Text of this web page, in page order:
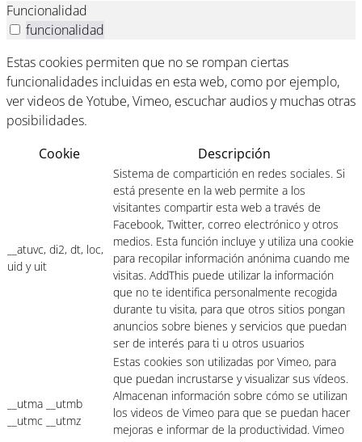
Funcionalidad
funcionalidad
Estas cookies permiten que no se rompan ciertas
funcionalidades incluidas en esta web, como por ejemplo,
ver videos de Yotube, Vimeo, escuchar audios y muchas otras
posibilidades.
Cookie
Descripción
__atuvc, di2, dt, loc,
uid y uit
Sistema de compartición en redes sociales. Si
está presente en la web permite a los
visitantes compartir esta web a través de
Facebook, Twitter, correo electrónico y otros
medios. Esta función incluye y utiliza una cookie
para recopilar información anónima cuando me
visitas. AddThis puede utilizar la información
que no te identifica personalmente recogida
durante tu visita, para que otros sitios pongan
anuncios sobre bienes y servicios que puedan
ser de interés para ti u otros usuarios
__utma __utmb
__utmc __utmz
Estas cookies son utilizadas por Vimeo, para
que puedan incrustarse y visualizar sus vídeos.
Almacenan información sobre cómo se utilizan
los videos de Vimeo para que se puedan hacer
mejoras e informar de la productividad. Vimeo